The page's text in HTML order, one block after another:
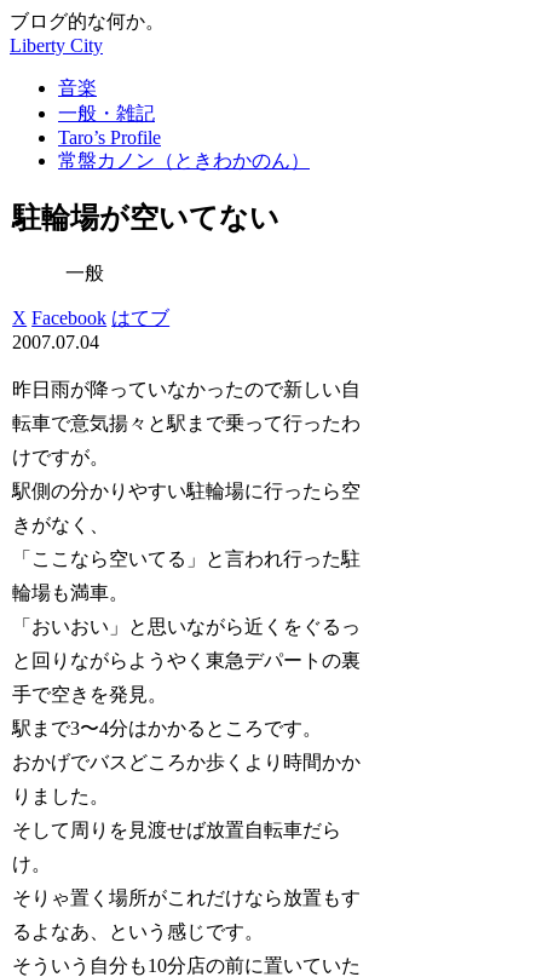
ブログ的な何か。
Liberty City
音楽
一般・雑記
Taro’s Profile
常盤カノン（ときわかのん）
駐輪場が空いてない
一般
X Facebook はてブ
2007.07.04
昨日雨が降っていなかったので新しい自
転車で意気揚々と駅まで乗って行ったわ
けですが。
駅側の分かりやすい駐輪場に行ったら空
きがなく、
「ここなら空いてる」と言われ行った駐
輪場も満車。
「おいおい」と思いながら近くをぐるっ
と回りながらようやく東急デパートの裏
手で空きを発見。
駅まで3〜4分はかかるところです。
おかげでバスどころか歩くより時間かか
りました。
そして周りを見渡せば放置自転車だら
け。
そりゃ置く場所がこれだけなら放置もす
るよなあ、という感じです。
そういう自分も10分店の前に置いていた